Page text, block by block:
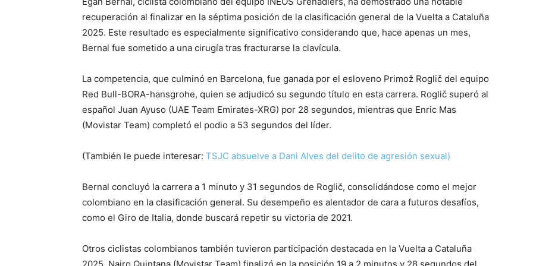
recuperación al finalizar en la séptima posición de la clasificación general de la Vuelta a Cataluña
2025. Este resultado es especialmente significativo considerando que, hace apenas un mes,
Bernal fue sometido a una cirugía tras fracturarse la clavícula.
La competencia, que culminó en Barcelona, fue ganada por el esloveno Primož Roglič del equipo
Red Bull-BORA-hansgrohe, quien se adjudicó su segundo título en esta carrera. Roglič superó al
español Juan Ayuso (UAE Team Emirates-XRG) por 28 segundos, mientras que Enric Mas
(Movistar Team) completó el podio a 53 segundos del líder.
(También le puede interesar: TSJC absuelve a Dani Alves del delito de agresión sexual)
Bernal concluyó la carrera a 1 minuto y 31 segundos de Roglič, consolidándose como el mejor
colombiano en la clasificación general. Su desempeño es alentador de cara a futuros desafíos,
como el Giro de Italia, donde buscará repetir su victoria de 2021.
Otros ciclistas colombianos también tuvieron participación destacada en la Vuelta a Cataluña